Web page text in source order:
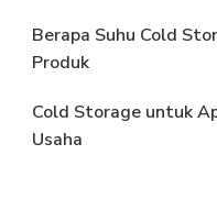
Berapa Suhu Cold
Produk
Cold Storage untuk
Usaha